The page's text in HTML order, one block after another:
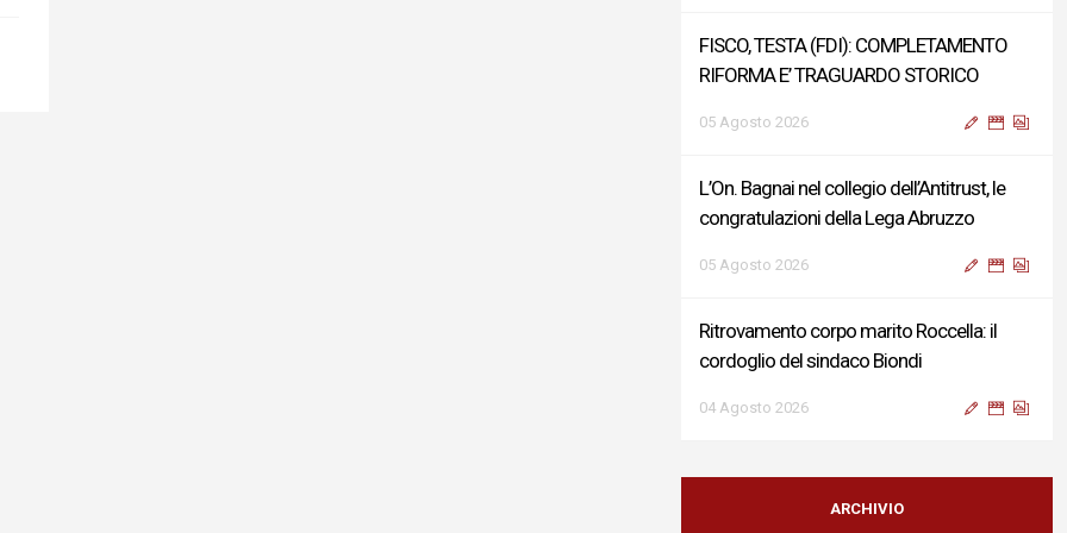
FISCO, TESTA (FDI): COMPLETAMENTO
RIFORMA E’ TRAGUARDO STORICO
05 Agosto 2026
L’On. Bagnai nel collegio dell’Antitrust, le
congratulazioni della Lega Abruzzo
05 Agosto 2026
Ritrovamento corpo marito Roccella: il
cordoglio del sindaco Biondi
04 Agosto 2026
Reddito di Cittadinanza, Testa (FdI):
Presentata interpellanza su criticità
ARCHIVIO